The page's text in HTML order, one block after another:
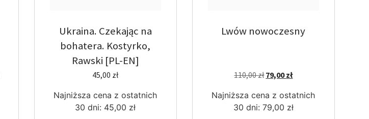
Ukraina. Czekając na
bohatera. Kostyrko,
Rawski [PL-EN]
45,00 zł
Najniższa cena z ostatnich
30 dni: 45,00 zł
Lwów nowoczesny
110,00zł79,00zł
Najniższa cena z ostatnich
30 dni: 79,00 zł